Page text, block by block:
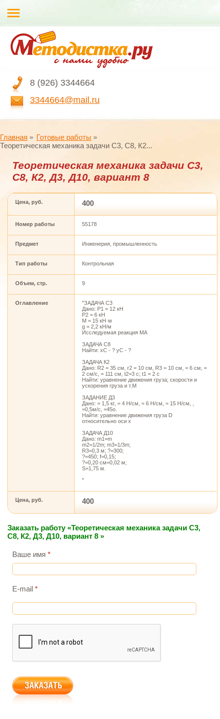
8 (926) 3344664
3344664@mail.ru
Главная
Готовые работы
Теоретическая механика задачи С3, С8, К2...
Теоретическая механика задачи С3,
С8, К2, Д3, Д10, вариант 8
Цена, руб. 400
Номер работы 55178
Предмет Инженерия, промышленность
Тип работы Контрольная
Объем, стр. 9
Оглавление
"ЗАДАЧА С3
Дано: Р1 = 12 кН
Р2 = 6 кН
М = 15 кН·м
g = 2,2 кН/м
Исследуемая реакция МА
ЗАДАЧА С8
Найти: xC - ? yC - ?
ЗАДАЧА К2
Дано: R2 = 35 см, r2 = 10 см, R3 = 10 см, = 6 см, =
2 см/с, = 111 см, t2=3 c; t1 = 2 c
Найти: уравнение движения груза; скорости и
ускорения груза и т.М
ЗАДАНИЕ Д3
Дано: = 1,5 кг, = 4 Н/см, = 6 Н/см, = 15 Н/см, ,
=0,5м/с, =45о.
Найти: уравнение движения груза D
относительно оси х
ЗАДАЧА Д10
Дано: m1=m
m2=1/2m; m3=1/3m;
R3=0,3 м; ?=300;
?=450; f=0,15;
?=0,20 см=0,02 м;
S=1,75 м.
"
Цена, руб. 400
Заказать работу «Теоретическая механика задачи С3,
С8, К2, Д3, Д10, вариант 8 »
Ваше имя *
E-mail *